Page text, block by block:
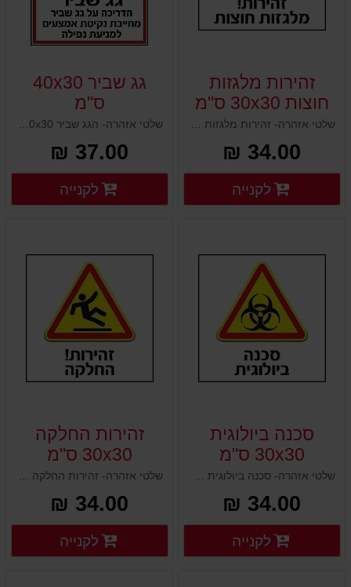
זהירות מלגזות
חוצות 30x30 ס"מ
שלטי אזהרה- זהירות מלגזות חוצות 30x30 ס"מ
34.00 ₪
פרטים נוספים פרטים נוספים לקנייה
גג שביר 40x30
ס"מ
שלטי אזהרה- הגג שביר 40x30 ס"מ
37.00 ₪
פרטים נוספים
לקנייה
סכנה ביולוגית
30x30 ס"מ
שלטי אזהרה- סכנה ביולוגית 30x30 ס"מ
34.00 ₪
פרטים נוספים פרטים נוספים לקנייה
זהירות החלקה
30x30 ס"מ
שלטי אזהרה- זהירות החלקה 30x30 ס"מ
34.00 ₪
פרטים נוספים
לקנייה